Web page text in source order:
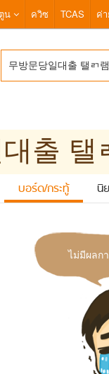
น ควิซ TCAS ค่
บอร์ด/กระทู้ นิ
ไม่มีผลก